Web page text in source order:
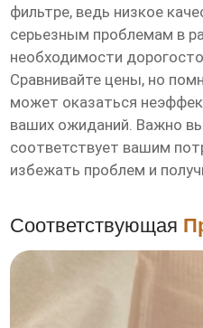
фильтре, ведь низкое
серьезным проблемам в
необходимости
Сравнивайте цены, но
может оказаться
ваших ожиданий. Важно
соответствует вашим
избежать проблем и
Соответствующая